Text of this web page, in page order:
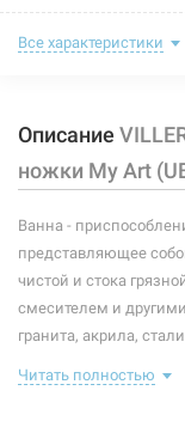
Комплектация:
Объем:
Размер:
Тип монтажа:
Форма:
Материал:
Все характеристики
Описание
ножки My Art
Ванна -
представляющее
чистой и стока
смесителем и
гранита, акрила,
Читать полностью